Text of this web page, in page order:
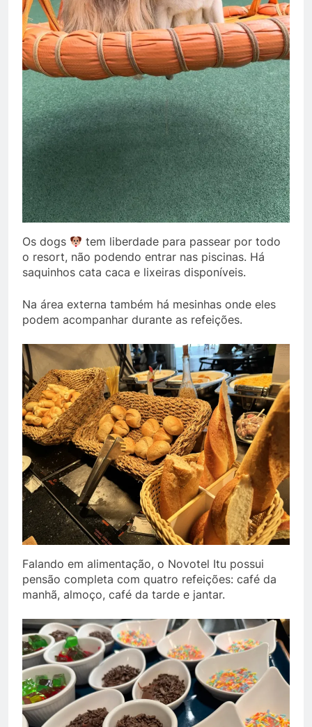
Os dogs
tem liberdade para passear por todo
o resort, não podendo entrar nas piscinas. Há
saquinhos cata caca e lixeiras disponíveis.
Na área externa também há mesinhas onde eles
podem acompanhar durante as refeições.
Falando em alimentação, o Novotel Itu possui
pensão completa com quatro refeições: café da
manhã, almoço, café da tarde e jantar.